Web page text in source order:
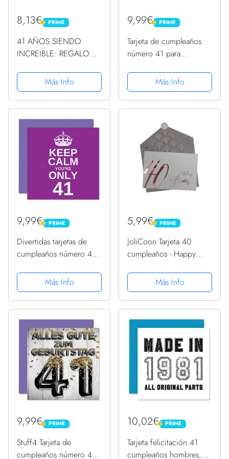
8,13€ PRIME
PRIME
41 AÑOS SIENDO
INCREIBLE: REGALO
AÑOS DE
CUMPLEAÑOS
ORIGINAL Y DIVERTIDO
APUNTES O AGENDA,
DIARIO, LEBRETA DE
Más Info
9,99€ PRIME
PRIME
Tarjeta de cumpleaños
número 41 para
y dorados con
purpurina, tarjetas de
feliz cumpleaños para
papá, primo, amigo,...
Más Info
9,99€ PRIME
PRIME
Divertidas tarjetas de
cumpleaños número 41
con texto en inglés
"Keep Calm", divertida
tarjeta de feliz
hermano,...
Más Info
5,99€ PRIME
PRIME
JoliCoon Tarjeta 40
cumpleaños - Happy
felicitacion 40
cumpleaños con sobre y
un sello de cera
Más Info
9,99€ PRIME
PRIME
Stuff4 Tarjeta de
cumpleaños número 41
10,02€ PRIME
PRIME
Tarjeta felicitación 41
cumpleaños hombres,